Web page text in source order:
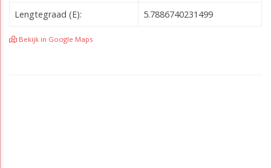
Lengtegraad (E): 5.7886740231499
Bekijk in Google Maps